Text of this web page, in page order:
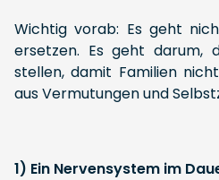
Wichtig vorab: Es geht
ersetzen. Es geht darum,
stellen, damit Familien
aus Vermutungen und
1) Ein Nervensystem im